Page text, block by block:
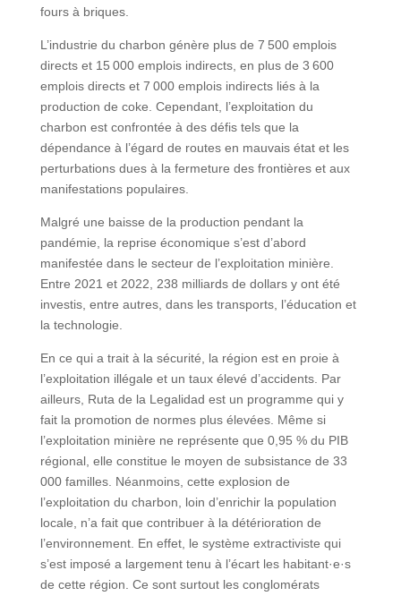
fours à briques.
L’industrie du charbon génère plus de 7 500 emplois
directs et 15 000 emplois indirects, en plus de 3 600
emplois directs et 7 000 emplois indirects liés à la
production de coke. Cependant, l’exploitation du
charbon est confrontée à des défis tels que la
dépendance à l’égard de routes en mauvais état et les
perturbations dues à la fermeture des frontières et aux
manifestations populaires.
Malgré une baisse de la production pendant la
pandémie, la reprise économique s’est d’abord
manifestée dans le secteur de l’exploitation minière.
Entre 2021 et 2022, 238 milliards de dollars y ont été
investis, entre autres, dans les transports, l’éducation et
la technologie.
En ce qui a trait à la sécurité, la région est en proie à
l’exploitation illégale et un taux élevé d’accidents. Par
ailleurs, Ruta de la Legalidad est un programme qui y
fait la promotion de normes plus élevées. Même si
l’exploitation minière ne représente que 0,95 % du PIB
régional, elle constitue le moyen de subsistance de 33
000 familles. Néanmoins, cette explosion de
l’exploitation du charbon, loin d’enrichir la population
locale, n’a fait que contribuer à la détérioration de
l’environnement. En effet, le système extractiviste qui
s’est imposé a largement tenu à l’écart les habitant·e·s
de cette région. Ce sont surtout les conglomérats